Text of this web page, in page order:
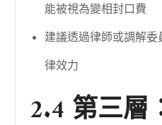
能被視為變相封口費
建議透過律師或調解
律效力
2.4 第三層